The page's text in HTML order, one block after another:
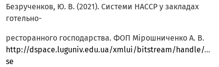
Безрученков, Ю. В. (2021). Системи HACCP у закладах
готельно-
ресторанного господарства. ФОП Мірошниченко А. В.
http://dspace.luguniv.edu.ua/xmlui/bitstream/handle/
se